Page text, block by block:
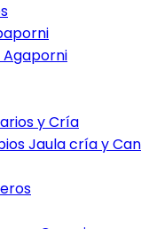
Agaporni
y Cría
Jaula cría y